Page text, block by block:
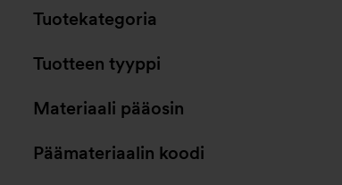
Tuotekategoria
Tuotteen tyyppi
Materiaali pääosin
Päämateriaalin koodi